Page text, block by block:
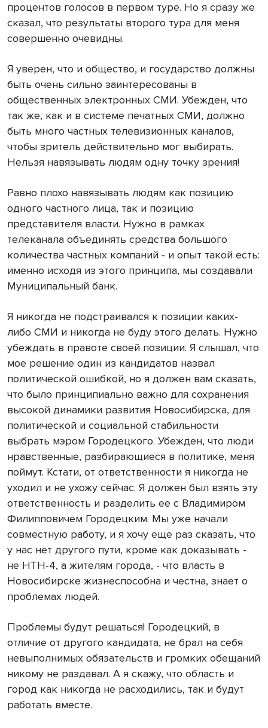
процентов голосов в первом туре. Но я сразу же
сказал, что результаты второго тура для меня
совершенно очевидны.
Я уверен, что и общество, и государство должны
быть очень сильно заинтересованы в
общественных электронных СМИ. Убежден, что
так же, как и в системе печатных СМИ, должно
быть много частных телевизионных каналов,
чтобы зритель действительно мог выбирать.
Нельзя навязывать людям одну точку зрения!
Равно плохо навязывать людям как позицию
одного частного лица, так и позицию
представителя власти. Нужно в рамках
телеканала объединять средства большого
количества частных компаний - и опыт такой есть:
именно исходя из этого принципа, мы создавали
Муниципальный банк.
Я никогда не подстраивался к позиции каких-
либо СМИ и никогда не буду этого делать. Нужно
убеждать в правоте своей позиции. Я слышал, что
мое решение один из кандидатов назвал
политической ошибкой, но я должен вам сказать,
что было принципиально важно для сохранения
высокой динамики развития Новосибирска, для
политической и социальной стабильности
выбрать мэром Городецкого. Убежден, что люди
нравственные, разбирающиеся в политике, меня
поймут. Кстати, от ответственности я никогда не
уходил и не ухожу сейчас. Я должен был взять эту
ответственность и разделить ее с Владимиром
Филипповичем Городецким. Мы уже начали
совместную работу, и я хочу еще раз сказать, что
у нас нет другого пути, кроме как доказывать -
не НТН-4, а жителям города, - что власть в
Новосибирске жизнеспособна и честна, знает о
проблемах людей.
Проблемы будут решаться! Городецкий, в
отличие от другого кандидата, не брал на себя
невыполнимых обязательств и громких обещаний
никому не раздавал. А я скажу, что область и
город как никогда не расходились, так и будут
работать вместе.